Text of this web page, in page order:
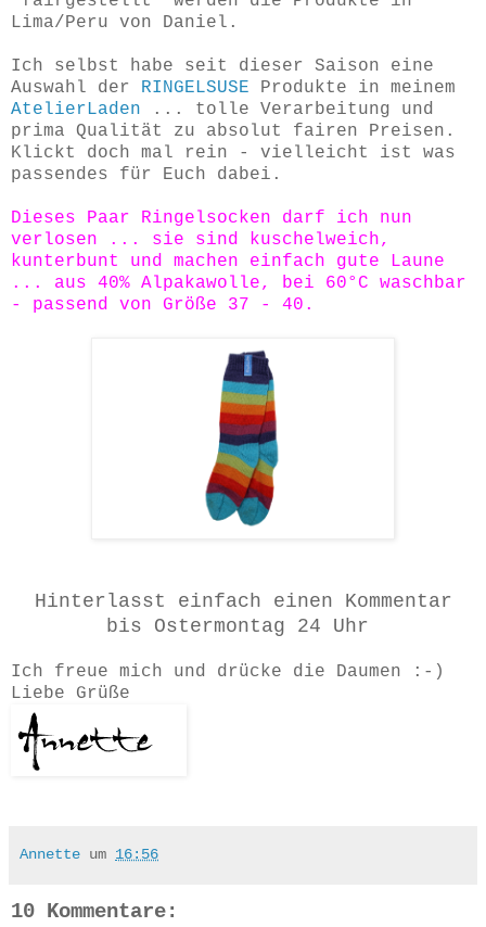
Lima/Peru von Daniel.
Ich selbst habe seit dieser Saison eine
Auswahl der RINGELSUSE Produkte in meinem
AtelierLaden
... tolle Verarbeitung und
prima Qualität zu absolut fairen Preisen.
Klickt doch mal rein - vielleicht ist was
passendes für Euch dabei.
Dieses Paar Ringelsocken darf ich nun
verlosen ... sie sind kuschelweich,
kunterbunt und machen einfach gute Laune
... aus 40% Alpakawolle, bei 60°C waschbar
- passend von Größe 37 - 40.
Hinterlasst einfach einen Kommentar
bis Ostermontag 24 Uhr
Ich freue mich und drücke die Daumen :-)
Liebe Grüße
Annette um 16:56
10 Kommentare: